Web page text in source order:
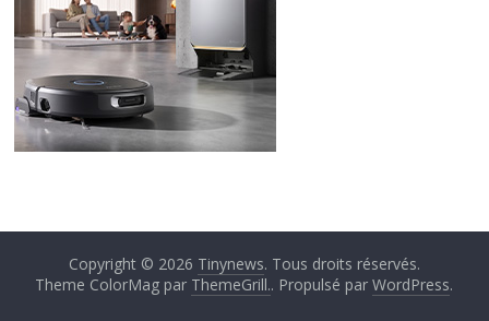
Copyright © 2026 Tinynews. Tous droits réservés.
Theme ColorMag par ThemeGrill.. Propulsé parWordPress.